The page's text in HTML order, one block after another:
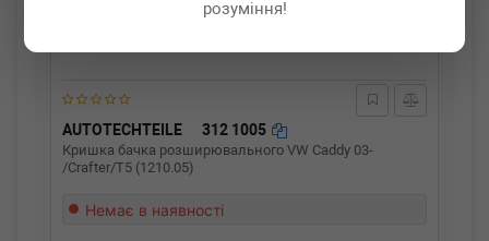
розуміння!
AUTOTECHTEILE 312 1005
Кришка бачка розширювального VW Caddy 03-
/Crafter/T5 (1210.05)
Немає в наявності